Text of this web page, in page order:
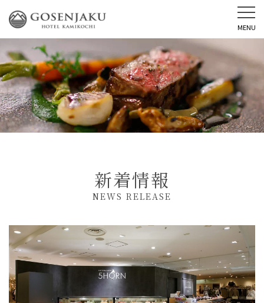
MENU
新着情報
NEWS RELEASE